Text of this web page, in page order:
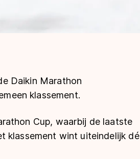
Daikin Marathon
klassement.
Cup, waarbij de laatste
klassement wint uiteindelijk dé